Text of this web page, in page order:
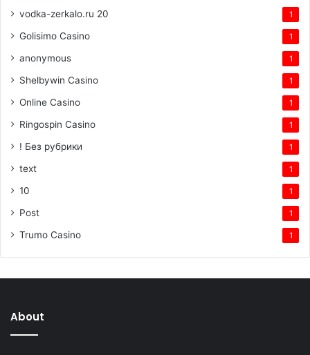
vodka-zerkalo.ru 20 1
Golisimo Casino 1
anonymous 1
Shelbywin Casino 1
Online Casino 1
Ringospin Casino 1
! Без рубрики 1
text 1
10 1
Post 1
Trumo Casino 1
About